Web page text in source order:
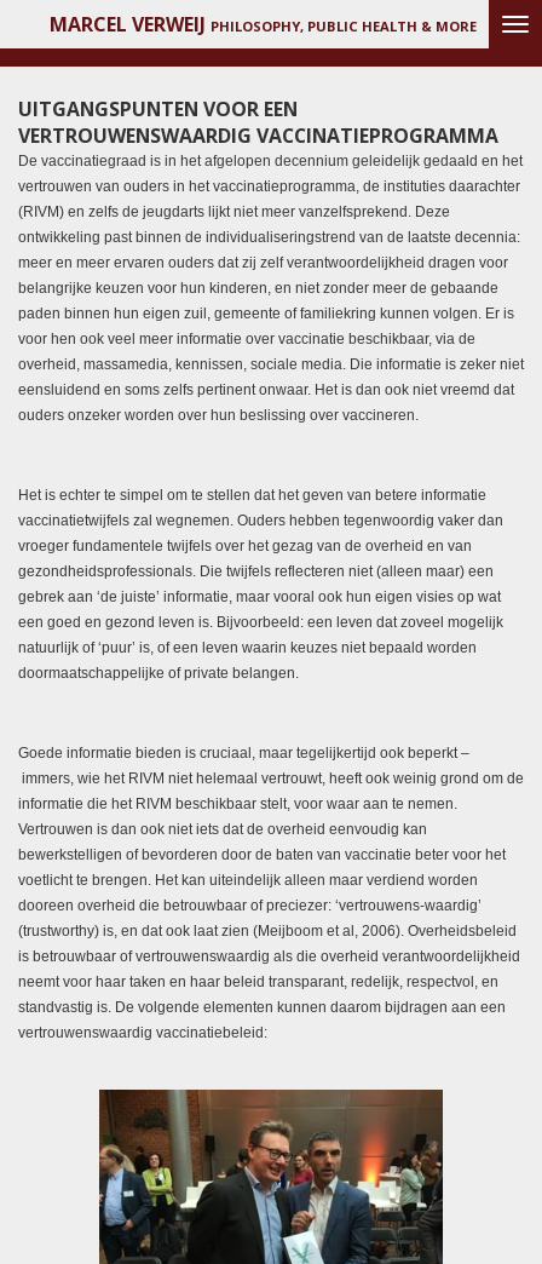
direct
de
hoofdinhoud
MARCEL VERWEIJ PHILOSOPHY, PUBLIC HEALTH & MORE
UITGANGSPUNTEN VOOR EEN
VERTROUWENSWAARDIG VACCINATIEPROGRAMMA
De vaccinatiegraad is in het afgelopen decennium geleidelijk gedaald en het
vertrouwen van ouders in het vaccinatieprogramma, de instituties daarachter
(RIVM) en zelfs de jeugdarts lijkt niet meer vanzelfsprekend. Deze
ontwikkeling past binnen de individualiseringstrend van de laatste decennia:
meer en meer ervaren ouders dat zij zelf verantwoordelijkheid dragen voor
belangrijke keuzen voor hun kinderen, en niet zonder meer de gebaande
paden binnen hun eigen zuil, gemeente of familiekring kunnen volgen. Er is
voor hen ook veel meer informatie over vaccinatie beschikbaar, via de
overheid, massamedia, kennissen, sociale media. Die informatie is zeker niet
eensluidend en soms zelfs pertinent onwaar. Het is dan ook niet vreemd dat
ouders onzeker worden over hun beslissing over vaccineren.
Het is echter te simpel om te stellen dat het geven van betere informatie
vaccinatietwijfels zal wegnemen. Ouders hebben tegenwoordig vaker dan
vroeger fundamentele twijfels over het gezag van de overheid en van
gezondheidsprofessionals. Die twijfels reflecteren niet (alleen maar) een
gebrek aan ‘de juiste’ informatie, maar vooral ook hun eigen visies op wat
een goed en gezond leven is. Bijvoorbeeld: een leven dat zoveel mogelijk
natuurlijk of ‘puur’ is, of een leven waarin keuzes niet bepaald worden
doormaatschappelijke of private belangen.
Goede informatie bieden is cruciaal, maar tegelijkertijd ook beperkt –
immers, wie het RIVM niet helemaal vertrouwt, heeft ook weinig grond om de
informatie die het RIVM beschikbaar stelt, voor waar aan te nemen.
Vertrouwen is dan ook niet iets dat de overheid eenvoudig kan
bewerkstelligen of bevorderen door de baten van vaccinatie beter voor het
voetlicht te brengen. Het kan uiteindelijk alleen maar verdiend worden
dooreen overheid die betrouwbaar of preciezer: ‘vertrouwens-waardig’
(trustworthy) is, en dat ook laat zien (Meijboom et al, 2006). Overheidsbeleid
is betrouwbaar of vertrouwenswaardig als die overheid verantwoordelijkheid
neemt voor haar taken en haar beleid transparant, redelijk, respectvol, en
standvastig is. De volgende elementen kunnen daarom bijdragen aan een
vertrouwenswaardig vaccinatiebeleid: